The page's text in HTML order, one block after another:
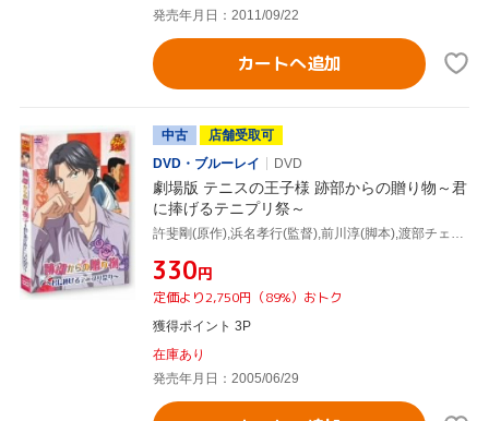
発売年月日：2011/09/22
カートへ追加
中古
店舗受取可
DVD・ブルーレイ
DVD
劇場版 テニスの王子様 跡部からの贈り物～君
に捧げるテニプリ祭～
¥330円
定価より2,750円（89%）おトク
獲得ポイント 3P
在庫あり
発売年月日：2005/06/29